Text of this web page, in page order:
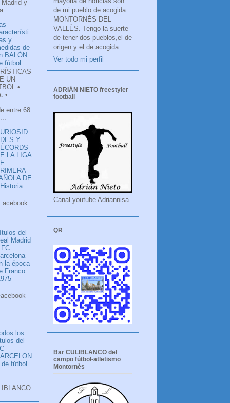
Madrid y
y
de
BALÓN
fútbol.
UN
•
•
entre 68
Y
LA LIGA
DE
del
Madrid
la época
Franco
los
del
de fútbol
de mi pueblo de acogida
MONTORNÈS DEL
VALLÈS. Tengo la suerte
de tener dos pueblos,el de
origen y el de acogida.
Ver todo mi perfil
ADRIÁN NIETO freestyler
football
Canal youtube Adriannisa
QR
Bar CULIBLANCO del
campo fútbol-atletismo
Montornès